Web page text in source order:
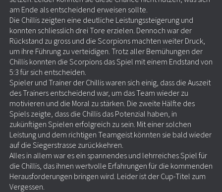
am Ende als entscheidend erweisen sollte.
Die Chillis zeigten eine deutliche Leistungssteigerung und
konnten schliesslich drei Tore erzielen. Dennoch war der
Rückstand zu gross und die Scorpions machten weiter Druck,
um ihre Führung zu verteidigen. Trotz aller Bemühungen der
Chillis konnten die Scorpions das Spiel mit einem Endstand von
5:3 für sich entscheiden.
Spieler und Trainer der Chillis waren sich einig, dass die Auszeit
des Trainers entscheidend war, um das Team wieder zu
motivieren und die Moral zu stärken. Die zweite Hälfte des
Spiels zeigte, dass die Chillis das Potenzial haben, in
zukünftigen Spielen erfolgreich zu sein. Mit einer solchen
Leistung und dem richtigen Teamgeist könnten sie bald wieder
auf die Siegerstrasse zurückkehren.
Alles in allem war es ein spannendes und lehrreiches Spiel für
die Chillis, das ihnen wertvolle Erfahrungen für die kommenden
Herausforderungen bringen wird. Leider ist der Cup-Titel zum
Vergessen.